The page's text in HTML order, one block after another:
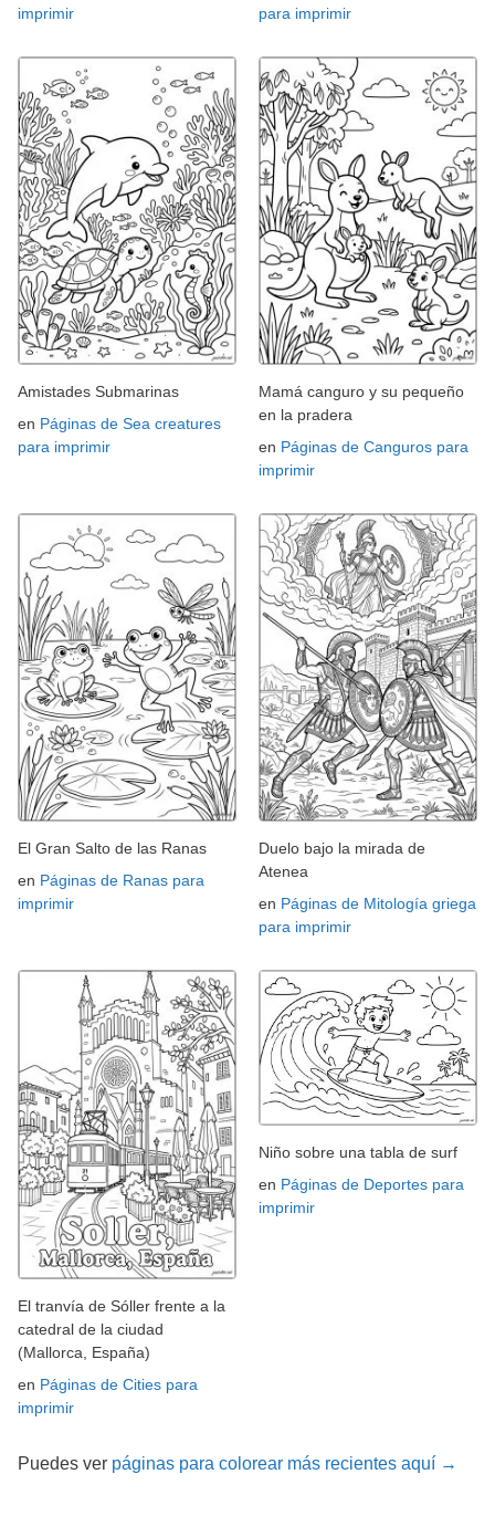
imprimir
para imprimir
Amistades Submarinas
en Páginas de Sea creatures
para imprimir
Mamá canguro y su pequeño
en la pradera
en Páginas de Canguros para
imprimir
El Gran Salto de las Ranas
en Páginas de Ranas para
imprimir
Duelo bajo la mirada de
Atenea
en Páginas de Mitología griega
para imprimir
El tranvía de Sóller frente a la
catedral de la ciudad
(Mallorca, España)
en Páginas de Cities para
imprimir
Niño sobre una tabla de surf
en Páginas de Deportes para
imprimir
Puedes ver páginas para colorear más recientes aquí →